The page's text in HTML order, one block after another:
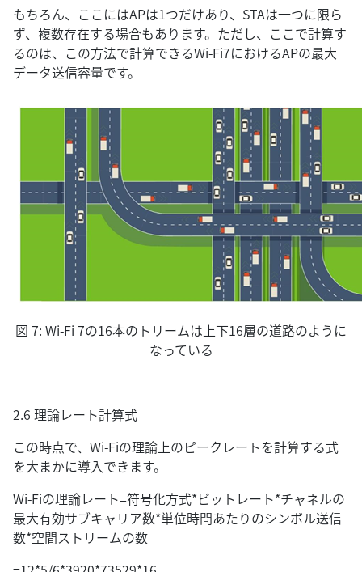
もちろん、ここにはAPは1つだけあり、STAは一つに限ら
ず、複数存在する場合もあります。ただし、ここで計算す
るのは、この方法で計算できるWi-Fi7におけるAPの最大
データ送信容量です。
図 7: Wi-Fi 7の16本のトリームは上下16層の道路のように
なっている
2.6 理論レート計算式
この時点で、Wi-Fiの理論上のピークレートを計算する式
を大まかに導入できます。
Wi-Fiの理論レート=符号化方式*ビットレート*チャネルの
最大有効サブキャリア数*単位時間あたりのシンボル送信
数*空間ストリームの数